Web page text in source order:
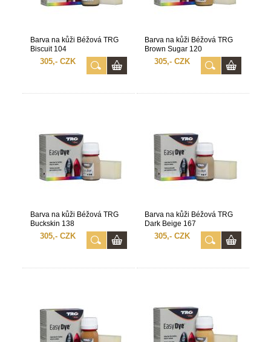
Barva na kůži Béžová TRG
Biscuit 104
305,- CZK
Barva na kůži Béžová TRG
Brown Sugar 120
305,- CZK
Barva na kůži Béžová TRG
Buckskin 138
305,- CZK
Barva na kůži Béžová TRG
Dark Beige 167
305,- CZK